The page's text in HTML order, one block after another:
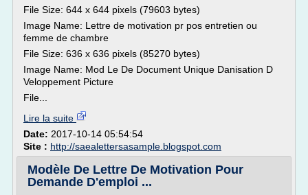
File Size: 644 x 644 pixels (79603 bytes)
Image Name: Lettre de motivation pr pos entretien ou
femme de chambre
File Size: 636 x 636 pixels (85270 bytes)
Image Name: Mod Le De Document Unique Danisation D
Veloppement Picture
File...
Lire la suite
Date: 2017-10-14 05:54:54
Site : http://saealettersasample.blogspot.com
Modèle De Lettre De Motivation Pour
Demande D'emploi ...